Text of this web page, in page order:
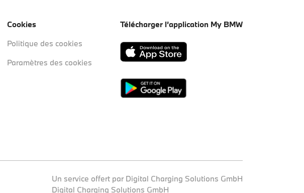
Cookies
Politique des cookies
Paramètres des cookies
Télécharger l’application My BMW
Un service offert par Digital Charging Solutions GmbH
Digital Charging Solutions GmbH